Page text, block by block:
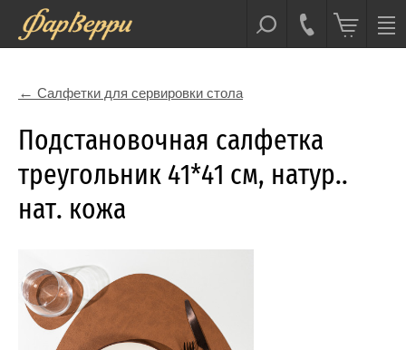
Салфетки для сервировки стола
Подстановочная салфетка
треугольник 41*41 см, натур..
нат. кожа